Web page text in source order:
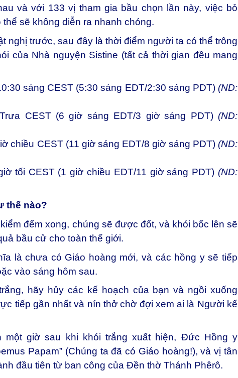
và với 133 vị tham gia bầu chọn lần này, việc bỏ
sẽ không diễn ra nhanh chóng.
nghị trước, sau đây là thời điểm người ta có thể trông
của Nhà nguyện Sistine (tất cả thời gian đều mang
sáng CEST (5:30 sáng EDT/2:30 sáng PDT)(ND:
CEST (6 giờ sáng EDT/3 giờ sáng PDT)(ND:
chiều CEST (11 giờ sáng EDT/8 giờ sáng PDT) (ND:
tối CEST (1 giờ chiều EDT/11 giờ sáng PDT) (ND:
thế nào?
đếm xong, chúng sẽ được đốt, và khói bốc lên sẽ
bầu cử cho toàn thế giới.
là chưa có Giáo hoàng mới, và các hồng y sẽ tiếp
vào sáng hôm sau.
hãy hủy các kế hoạch của bạn và ngồi xuống
tiếp gần nhất và nín thở chờ đợi xem ai là Người kế
một giờ sau khi khói trắng xuất hiện, Đức Hồng y
Papam” (Chúng ta đã có Giáo hoàng!), và vị tân
đầu tiên từ ban công của Đền thờ Thánh Phêrô.